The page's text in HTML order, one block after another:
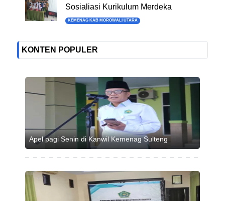
Sosialiasi Kurikulum Merdeka
KEMENAG KAB MOROWALI UTARA
KONTEN POPULER
Apel pagi Senin di Kanwil Kemenag Sulteng